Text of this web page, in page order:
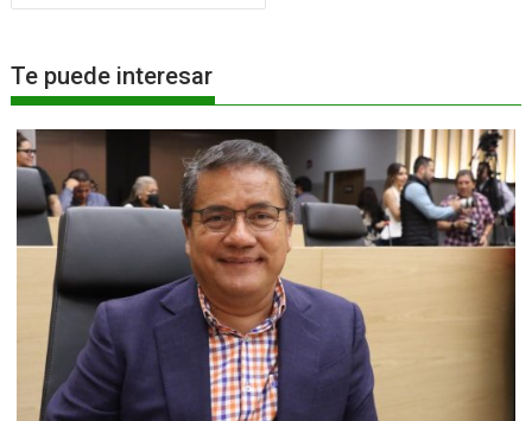
Te puede interesar